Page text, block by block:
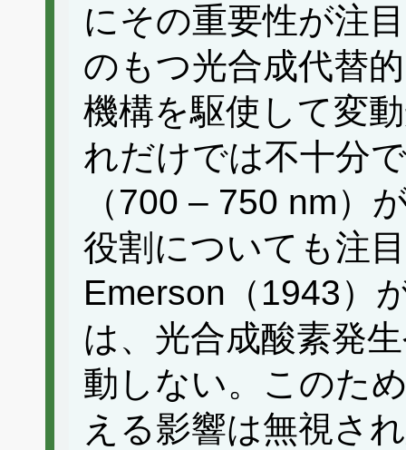
にその重要性が注
のもつ光合成代替
機構を駆使して変
れだけでは不十分
（700 – 750 nm）
役割についても注
Emerson（1943）
は、光合成酸素発
動しない。このた
える影響は無視さ